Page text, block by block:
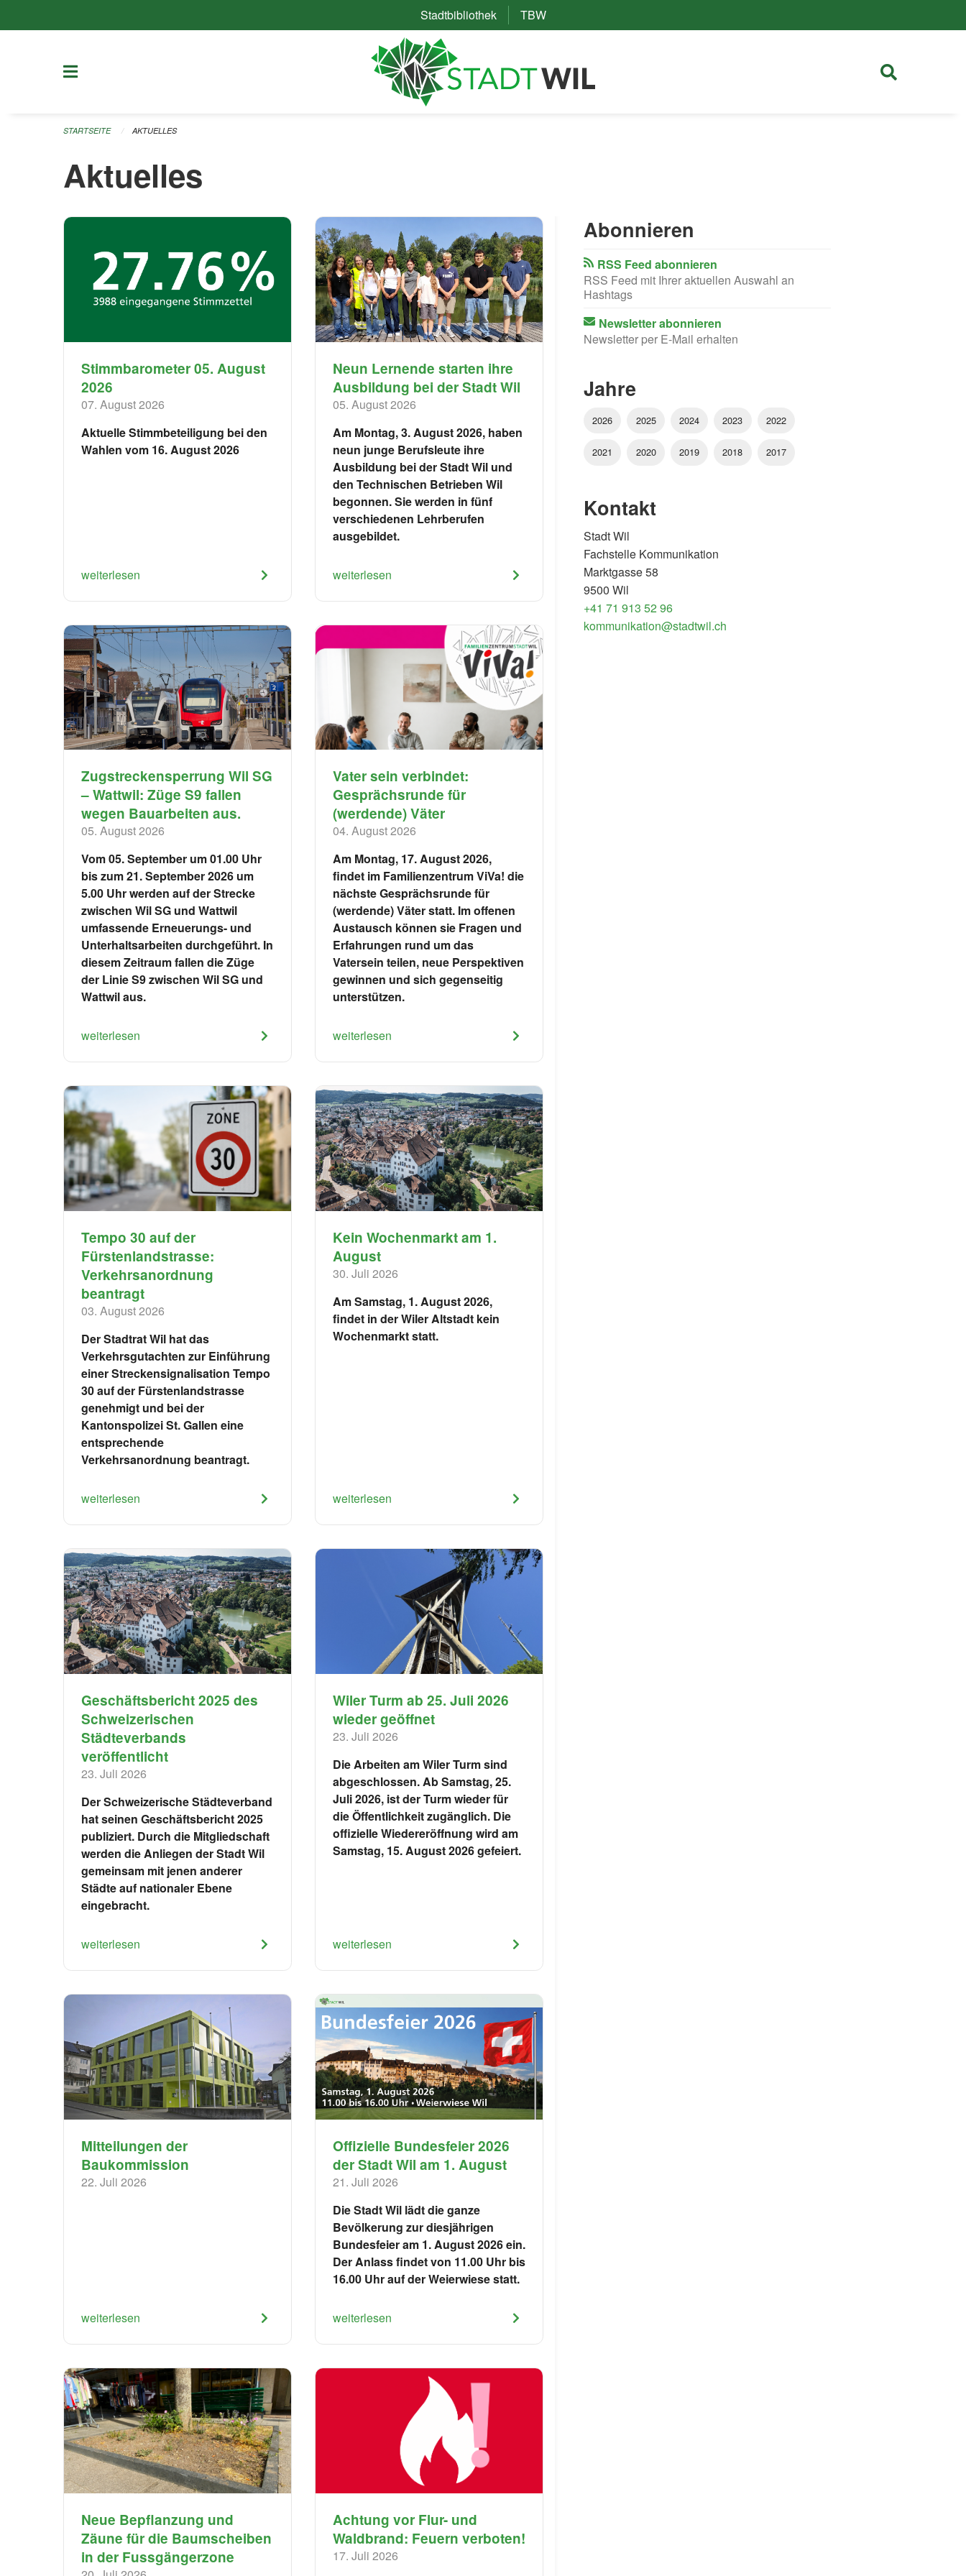
Stadtbibliothek(External Link)
TBW(External Link)
STARTSEITE AKTUELLES
Aktuelles
Stimmbarometer 05. August
2026
07. August 2026
Aktuelle Stimmbeteiligung bei den
Wahlen vom 16. August 2026
weiterlesen
Neun Lernende starten ihre
Ausbildung bei der Stadt Wil
05. August 2026
Am Montag, 3. August 2026, haben
neun junge Berufsleute ihre
Ausbildung bei der Stadt Wil und
den Technischen Betrieben Wil
begonnen. Sie werden in fünf
verschiedenen Lehrberufen
ausgebildet.
weiterlesen
Zugstreckensperrung Wil SG
– Wattwil: Züge S9 fallen
wegen Bauarbeiten aus.
05. August 2026
Vom 05. September um 01.00 Uhr
bis zum 21. September 2026 um
5.00 Uhr werden auf der Strecke
zwischen Wil SG und Wattwil
umfassende Erneuerungs- und
Unterhaltsarbeiten durchgeführt. In
diesem Zeitraum fallen die Züge
der Linie S9 zwischen Wil SG und
Wattwil aus.
weiterlesen
Vater sein verbindet:
Gesprächsrunde für
(werdende) Väter
04. August 2026
Am Montag, 17. August 2026,
findet im Familienzentrum ViVa! die
nächste Gesprächsrunde für
(werdende) Väter statt. Im offenen
Austausch können sie Fragen und
Erfahrungen rund um das
Vatersein teilen, neue Perspektiven
gewinnen und sich gegenseitig
unterstützen.
weiterlesen
Tempo 30 auf der
Fürstenlandstrasse:
Verkehrsanordnung
beantragt
03. August 2026
Der Stadtrat Wil hat das
Verkehrsgutachten zur Einführung
einer Streckensignalisation Tempo
30 auf der Fürstenlandstrasse
genehmigt und bei der
Kantonspolizei St. Gallen eine
entsprechende
Verkehrsanordnung beantragt.
weiterlesen
Kein Wochenmarkt am 1.
August
30. Juli 2026
Am Samstag, 1. August 2026,
findet in der Wiler Altstadt kein
Wochenmarkt statt.
weiterlesen
Geschäftsbericht 2025 des
Schweizerischen
Städteverbands
veröffentlicht
23. Juli 2026
Der Schweizerische Städteverband
hat seinen Geschäftsbericht 2025
publiziert. Durch die Mitgliedschaft
werden die Anliegen der Stadt Wil
gemeinsam mit jenen anderer
Städte auf nationaler Ebene
eingebracht.
weiterlesen
Wiler Turm ab 25. Juli 2026
wieder geöffnet
23. Juli 2026
Die Arbeiten am Wiler Turm sind
abgeschlossen. Ab Samstag, 25.
Juli 2026, ist der Turm wieder für
die Öffentlichkeit zugänglich. Die
offizielle Wiedereröffnung wird am
Samstag, 15. August 2026 gefeiert.
weiterlesen
​Mitteilungen der
Baukommission
22. Juli 2026
weiterlesen
Offizielle Bundesfeier 2026
der Stadt Wil am 1. August
21. Juli 2026
Die Stadt Wil lädt die ganze
Bevölkerung zur diesjährigen
Bundesfeier am 1. August 2026 ein.
Der Anlass findet von 11.00 Uhr bis
16.00 Uhr auf der Weierwiese statt.
weiterlesen
Neue Bepflanzung und
Zäune für die Baumscheiben
in der Fussgängerzone
Achtung vor Flur- und
Waldbrand: Feuern verboten!
17. Juli 2026
Abonnieren
RSS Feed abonnieren
RSS Feed mit Ihrer aktuellen Auswahl an
Hashtags
Newsletter abonnieren
Newsletter per E-Mail erhalten
Jahre
2026 2025 2024 2023 2022
2021 2020 2019 2018 2017
Kontakt
Stadt Wil
Fachstelle Kommunikation
Marktgasse 58
9500 Wil
+41 71 913 52 96
kommunikation@stadtwil.ch